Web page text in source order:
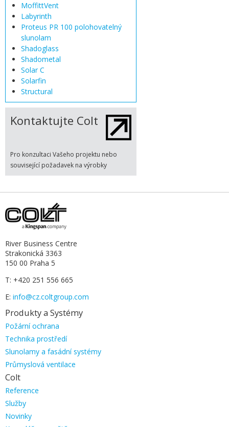
MoffittVent
Labyrinth
Proteus PR 100 polohovatelný
slunolam
Shadoglass
Shadometal
Solar C
Solarfin
Structural
Kontaktujte Colt
Pro konzultaci Vašeho projektu nebo
související požadavek na výrobky
River Business Centre
Strakonická 3363
150 00 Praha 5
T: +420 251 556 665
E: info@cz.coltgroup.com
Produkty a Systémy
Přeskočit
navigaci
Požární ochrana
Technika prostředí
Slunolamy a fasádní systémy
Průmyslová ventilace
Colt
Přeskočit
navigaci
Reference
Služby
Novinky